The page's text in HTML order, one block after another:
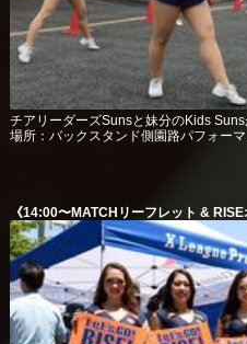
チアリーダーズSunsと妹分のKids Suns
場所：バックスタンド側園路パフォー
《14:00〜MATCHリーフレット &